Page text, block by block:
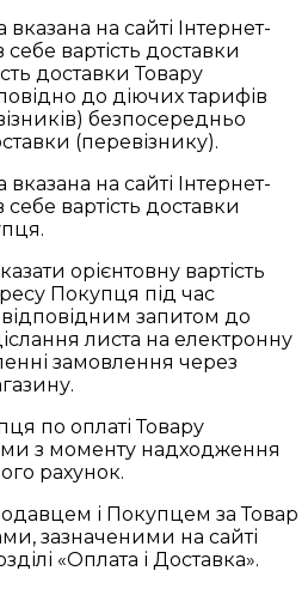
вказана на сайті Інтернет-
вартість доставки
доставки Товару
до діючих тарифів
безпосередньо
(перевізнику).
вказана на сайті Інтернет-
вартість доставки
орієнтовну вартість
Покупця під час
запитом до
листа на електронну
замовлення через
по оплаті Товару
з моменту надходження
рахунок.
і Покупцем за Товар
зазначеними на сайті
«Оплата і Доставка».